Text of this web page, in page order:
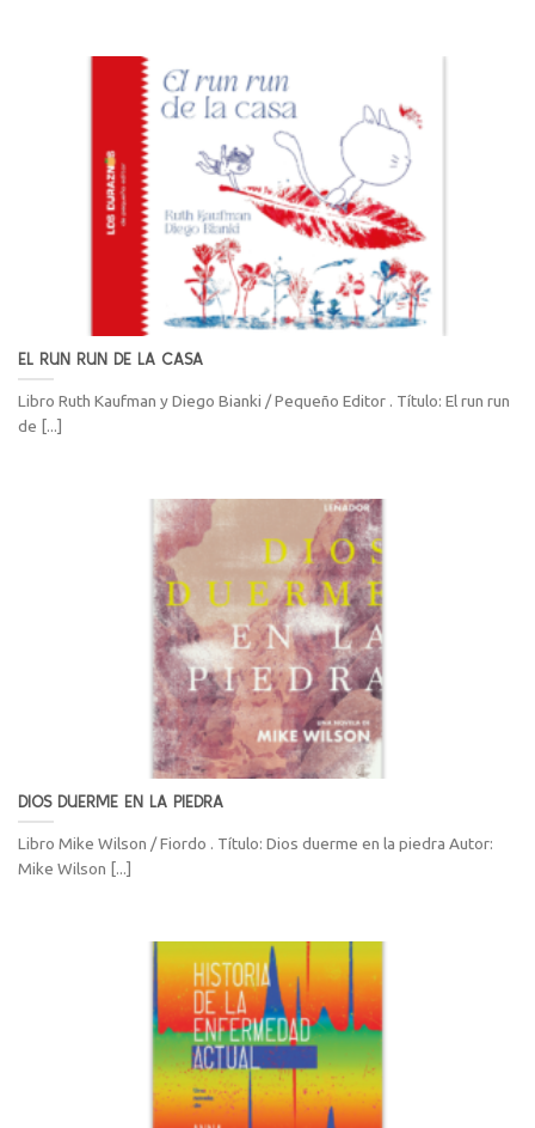
EL RUN RUN DE LA CASA
Libro Ruth Kaufman y Diego Bianki / Pequeño Editor . Título: El run run
de [...]
DIOS DUERME EN LA PIEDRA
Libro Mike Wilson / Fiordo . Título: Dios duerme en la piedra Autor:
Mike Wilson [...]